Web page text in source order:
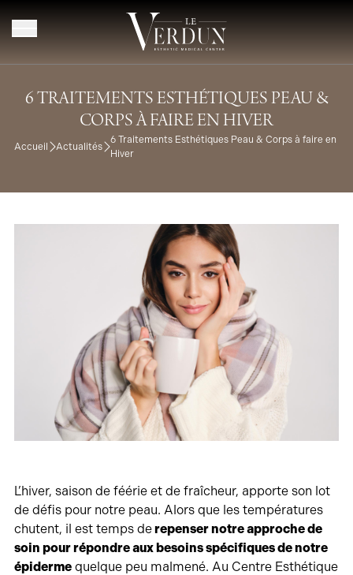
6 TRAITEMENTS ESTHÉTIQUES PEAU &
CORPS À FAIRE EN HIVER
Accueil Actualités
6 Traitements Esthétiques Peau & Corps à faire en
Hiver
L’hiver, saison de féérie et de fraîcheur, apporte son lot
de défis pour notre peau. Alors que les températures
chutent, il est temps derepenser notre approche de
soin pour répondre aux besoins spécifiques de notre
épidermequelque peu malmené. Au Centre Esthétique